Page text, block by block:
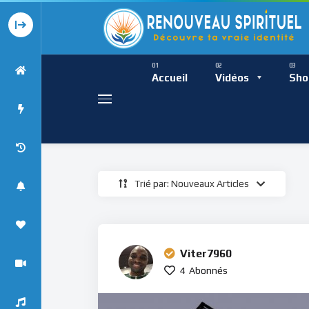
Accueil Vidéos
Présence
Présence
Trié par: Nouveaux Articles
Viter7960
4 Abonnés